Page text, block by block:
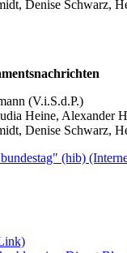
Denise Schwarz,
(V.i.S.d.P.)
Heine, Alexander
Denise Schwarz,
(hib)